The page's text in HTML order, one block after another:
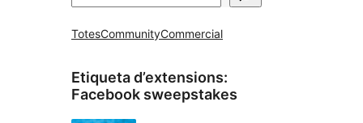
TotesCommunityCommercial
Etiqueta d’extensions:
Facebook sweepstakes